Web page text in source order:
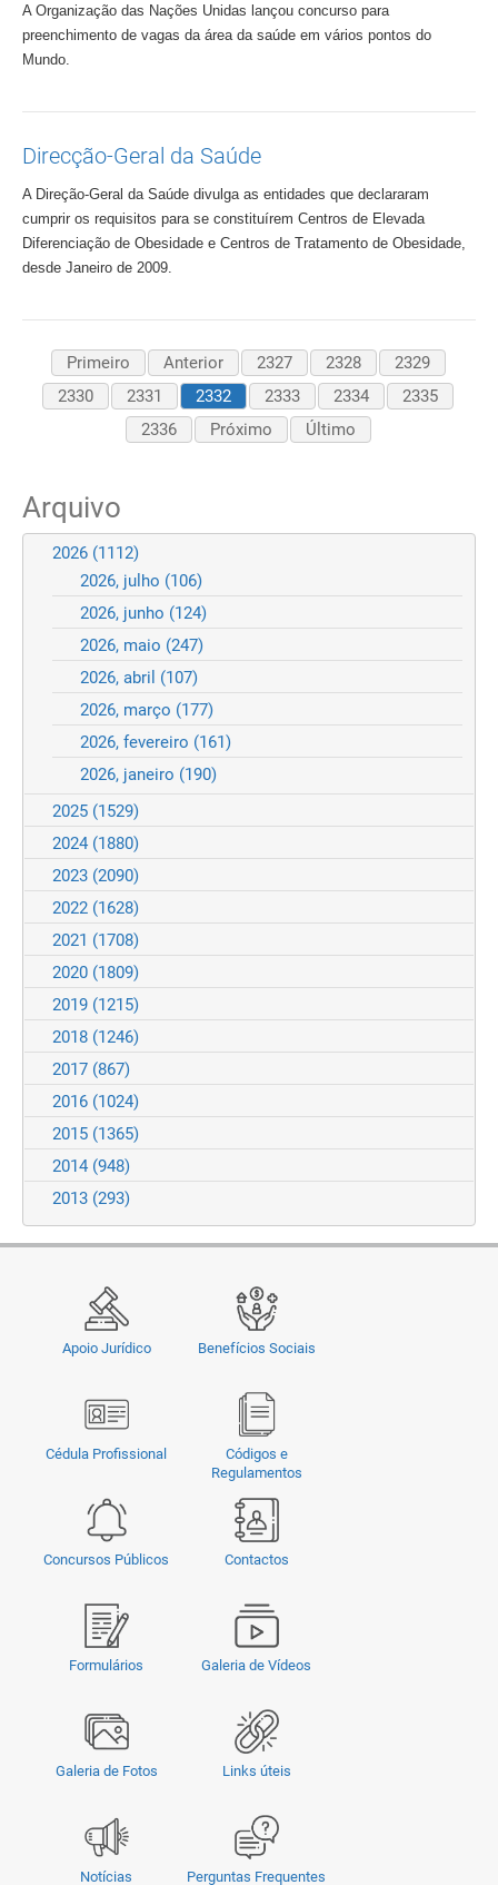
A Organização das Nações Unidas lançou concurso para
preenchimento de vagas da área da saúde em vários pontos do
Mundo.
Direcção-Geral da Saúde
A Direção-Geral da Saúde divulga as entidades que declararam
cumprir os requisitos para se constituírem Centros de Elevada
Diferenciação de Obesidade e Centros de Tratamento de Obesidade,
desde Janeiro de 2009.
Primeiro Anterior 2327 2328
2329
2330
2331 2332 2333 2334
2335
2336
Próximo Último
Arquivo
2026 (1112)
2026, julho (106)
2026, junho (124)
2026, maio (247)
2026, abril (107)
2026, março (177)
2026, fevereiro (161)
2026, janeiro (190)
2025 (1529)
2024 (1880)
2023 (2090)
2022 (1628)
2021 (1708)
2020 (1809)
2019 (1215)
2018 (1246)
2017 (867)
2016 (1024)
2015 (1365)
2014 (948)
2013 (293)
Apoio Jurídico Benefícios Sociais
Cédula Profissional
Códigos e
Regulamentos
Concursos Públicos Contactos
Formulários Galeria de Vídeos
Galeria de Fotos Links úteis
Notícias Perguntas Frequentes